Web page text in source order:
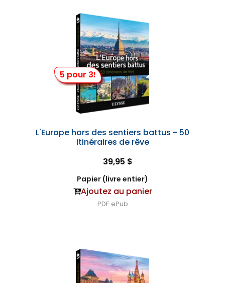
5 pour 3!
L'Europe hors des sentiers battus - 50
itinéraires de rêve
39,95 $
Papier (livre entier)
Ajoutez au panier
PDF ePub